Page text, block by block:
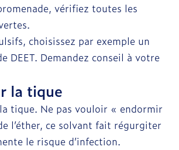
vérifiez toutes les
choisissez par exemple un
DEET. Demandez conseil à votre
la tique
tique. Ne pas vouloir « endormir
l’éther, ce solvant fait régurgiter
le risque d’infection.